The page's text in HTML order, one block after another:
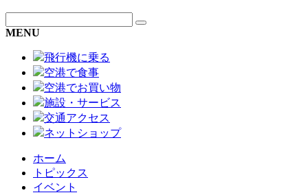
MENU
飛行機に乗る
空港で食事
空港でお買い物
施設・サービス
交通アクセス
ネットショップ
ホーム
トピックス
イベント